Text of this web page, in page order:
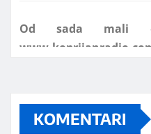
KOMENTARI